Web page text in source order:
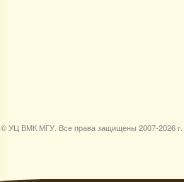
© УЦ ВМК МГУ. Все права защищены 2007-2026 г.